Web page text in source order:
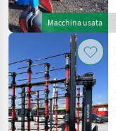
Macchina usata